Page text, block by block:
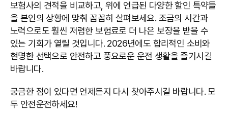
보험사의 견적을 비교하고, 위에 언급된 다양한 할인 특약들
을 본인의 상황에 맞춰 꼼꼼히 살펴보세요. 조금의 시간과
노력으로도 훨씬 저렴한 보험료로 더 나은 보장을 받을 수
있는 기회가 열릴 것입니다. 2026년에도 합리적인 소비와
현명한 선택으로 안전하고 풍요로운 운전 생활을 즐기시길
바랍니다.
궁금한 점이 있다면 언제든지 다시 찾아주시길 바랍니다. 모
두 안전운전하세요!